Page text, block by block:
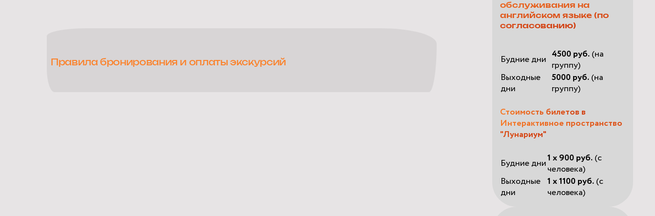
Правила бронирования и оплаты экскурсий
обслуживания на
английском языке (по
согласованию)
Будние дни 4500 руб.(на
группу)
Выходные
дни
5000 руб.(на
группу)
Стоимость билетов в
Интерактивное пространство
"Лунариум"
Будние дни1 x 900 руб.(с
человека)
Выходные
дни
1 x 1100 руб.(с
человека)